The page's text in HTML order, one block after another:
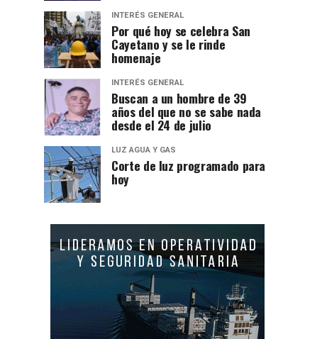
INTERÉS GENERAL
Por qué hoy se celebra San
Cayetano y se le rinde
homenaje
INTERÉS GENERAL
Buscan a un hombre de 39
años del que no se sabe nada
desde el 24 de julio
LUZ AGUA Y GAS
Corte de luz programado para
hoy